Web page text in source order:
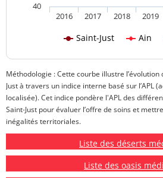
Saint-Just Ain
2016 2017 2018 2019
40
Méthodologie : Cette courbe illustre l’évolution
Just à travers un indice interne basé sur l’APL
localisée). Cet indice pondère l'APL des
Saint-Just pour évaluer l’offre de soins et
inégalités territoriales.
Liste des déserts
Liste des oasis